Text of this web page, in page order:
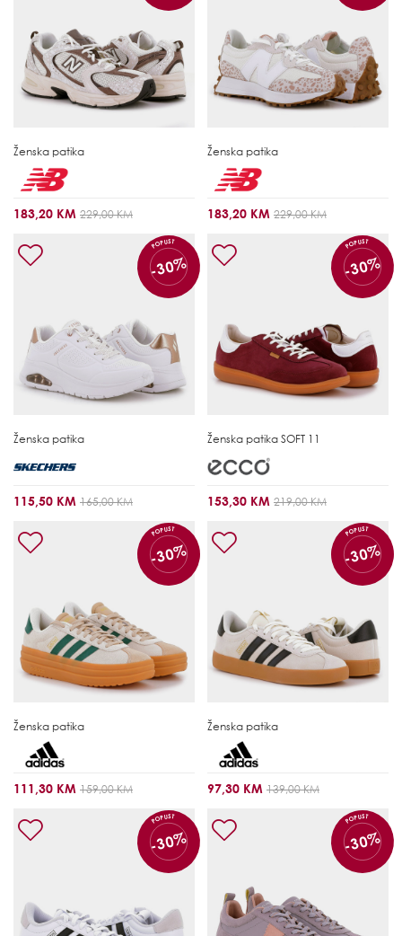
Ženska patika
183,20 KM 229,00 KM
Ženska patika
183,20 KM 229,00 KM
POPUST
-30%
Ženska patika
115,50 KM 165,00 KM
POPUST
-30%
Ženska patika SOFT 11
153,30 KM 219,00 KM
POPUST
-30%
Ženska patika
111,30 KM 159,00 KM
POPUST
-30%
Ženska patika
97,30 KM 139,00 KM
POPUST
-30%
POPUST
-30%